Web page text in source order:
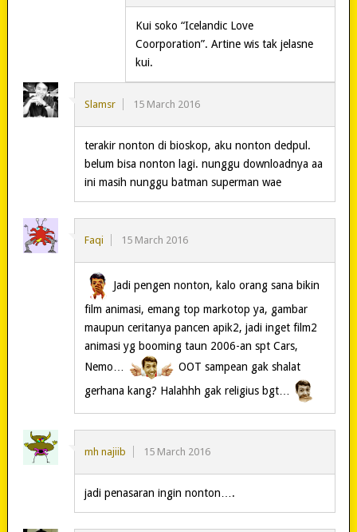
Kui soko “Icelandic Love
Coorporation”. Artine wis tak jelasne
kui.
Slamsr 15 March 2016
terakir nonton di bioskop, aku nonton dedpul.
belum bisa nonton lagi. nunggu downloadnya aa
ini masih nunggu batman superman wae
Faqi 15 March 2016
Jadi pengen nonton, kalo orang sana bikin
film animasi, emang top markotop ya, gambar
maupun ceritanya pancen apik2, jadi inget film2
animasi yg booming taun 2006-an spt Cars,
Nemo…
OOT sampean gak shalat
gerhana kang? Halahhh gak religius bgt…
mh najiib 15 March 2016
jadi penasaran ingin nonton….